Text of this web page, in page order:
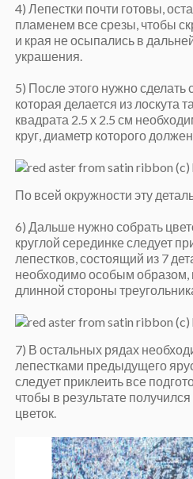
4) Лепестки почти готовы,
пламенем все срезы, чтобы
и края не осыпались в
украшения.
5) После этого нужно сделать
которая делается из лоскута
квадрата 2.5 х 2.5 см
круг, диаметр которого
По всей окружности эту
6) Дальше нужно собрать
круглой серединке следует
лепестков, состоящий из 7
необходимо особым образом,
длинной стороны
7) В остальных рядах
лепестками предыдущего
следует приклеить все
чтобы в результате
цветок.